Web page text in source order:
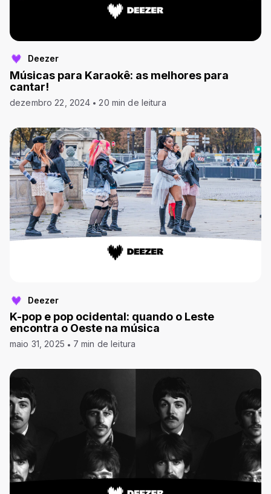
Deezer
Músicas para Karaokê: as melhores para
cantar!
dezembro 22, 2024 20 min de leitura
Deezer
K-pop e pop ocidental: quando o Leste
encontra o Oeste na música
maio 31, 2025 7 min de leitura